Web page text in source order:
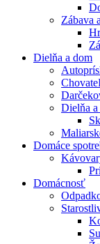
Zábava
Dielňa a dom
Dielňa a
Domáce
Domácnosť